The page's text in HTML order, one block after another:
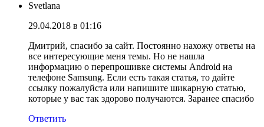
Svetlana
29.04.2018 в 01:16
Дмитрий, спасибо за сайт. Постоянно нахожу ответы на
все интересующие меня темы. Но не нашла
информацию о перепрошивке системы Android на
телефоне Samsung. Если есть такая статья, то дайте
ссылку пожалуйста или напишите шикарную статью,
которые у вас так здорово получаются. Заранее спасибо
Ответить